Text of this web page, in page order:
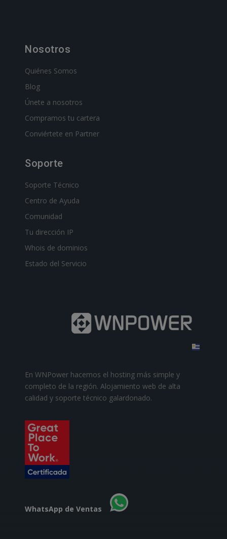
Nosotros
Quiénes Somos
Blog
Únete a nosotros
Compramos tu cartera
Conviértete en Partner
Soporte
Soporte Técnico
Centro de Ayuda
Comunidad
Tu dirección IP
Whois de dominios
Estado del Servicio
En WNPower hacemos el hosting más simple y
completo de la región. Alojamiento web de alta
calidad y soporte técnico galardonado.
WhatsApp de Ventas